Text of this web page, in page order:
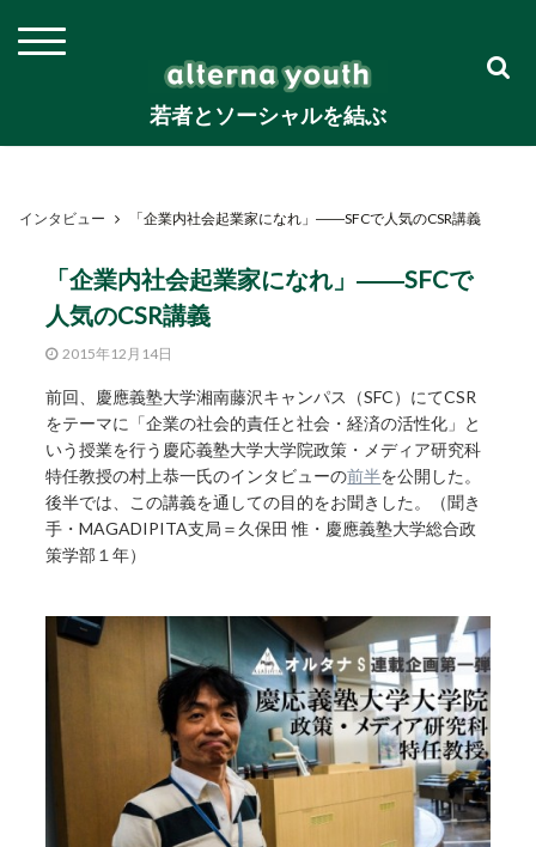
若者とソーシャルを結ぶ
インタビュー 「企業内社会起業家になれ」――SFCで人気のCSR講義
「企業内社会起業家になれ」――SFCで
人気のCSR講義
2015年12月14日
前回、慶應義塾大学湘南藤沢キャンパス（SFC）にてCSR
をテーマに「企業の社会的責任と社会・経済の活性化」と
いう授業を行う慶応義塾大学大学院政策・メディア研究科
特任教授の村上恭一氏のインタビューの前半を公開した。
後半では、この講義を通しての目的をお聞きした。（聞き
手・MAGADIPITA支局＝久保田 惟・慶應義塾大学総合政
策学部１年）